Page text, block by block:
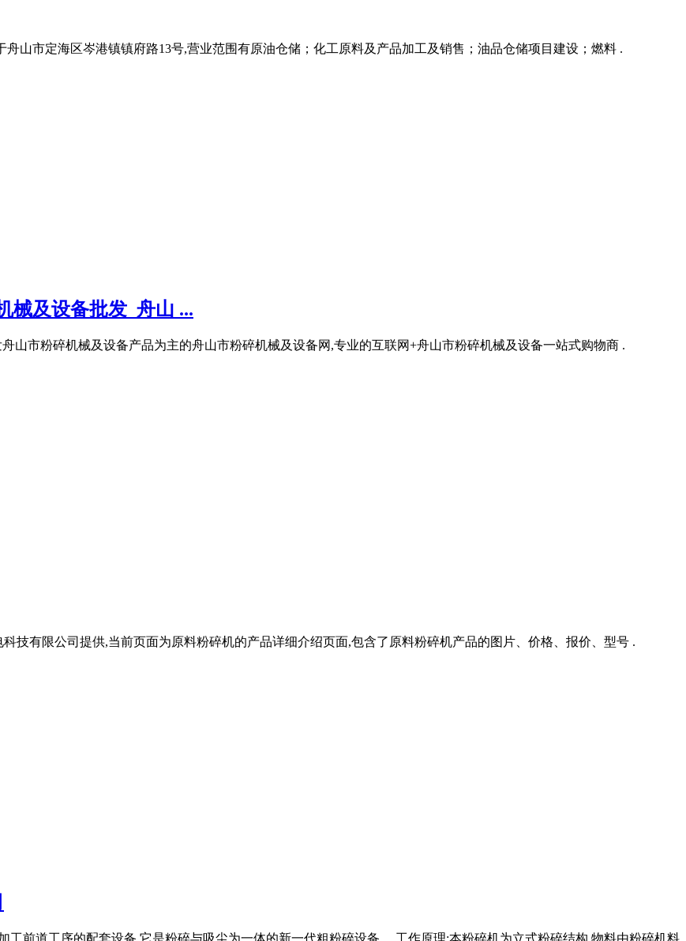
山市定海区岑港镇镇府路13号,营业范围有原油仓储；化工原料及产品加工及销售；油品仓储项目建设；燃料 .
械及设备批发_舟山 ...
山市粉碎机械及设备产品为主的舟山市粉碎机械及设备网,专业的互联网+舟山市粉碎机械及设备一站式购物商 .
技有限公司提供,当前页面为原料粉碎机的产品详细介绍页面,包含了原料粉碎机产品的图片、价格、报价、型号 .
工前道工序的配套设备,它是粉碎与吸尘为一体的新一代粗粉碎设备。 工作原理:本粉碎机为立式粉碎结构,物料由粉碎机料